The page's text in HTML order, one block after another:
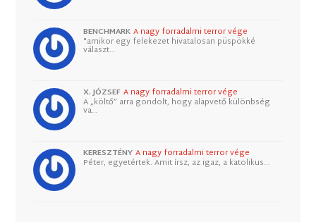
BENCHMARK A nagy forradalmi terror vége
"amikor egy felekezet hivatalosan püspökké
választ…
X. JÓZSEF A nagy forradalmi terror vége
A „költő” arra gondolt, hogy alapvető különbség
va…
KERESZTÉNY A nagy forradalmi terror vége
Péter, egyetértek. Amit írsz, az igaz, a katolikus…